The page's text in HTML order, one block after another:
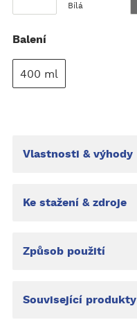
Bílá
Balení
400 ml
Vlastnosti & výhody
Ke stažení & zdroje
Způsob použití
Související produkty